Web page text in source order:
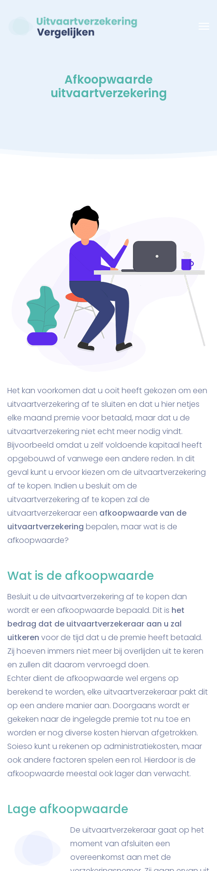
Afkoopwaarde
uitvaartverzekering
Het kan voorkomen dat u ooit heeft gekozen om een
uitvaartverzekering af te sluiten en dat u hier netjes
elke maand premie voor betaald, maar dat u de
uitvaartverzekering niet echt meer nodig vindt.
Bijvoorbeeld omdat u zelf voldoende kapitaal heeft
opgebouwd of vanwege een andere reden. In dit
geval kunt u ervoor kiezen om de uitvaartverzekering
af te kopen. Indien u besluit om de
uitvaartverzekering af te kopen zal de
uitvaartverzekeraar een afkoopwaarde van de
uitvaartverzekering bepalen, maar wat is de
afkoopwaarde?
Wat is de afkoopwaarde
Besluit u de uitvaartverzekering af te kopen dan
wordt er een afkoopwaarde bepaald. Dit is het
bedrag dat de uitvaartverzekeraar aan u zal
uitkeren voor de tijd dat u de premie heeft betaald.
Zij hoeven immers niet meer bij overlijden uit te keren
en zullen dit daarom vervroegd doen.
Echter dient de afkoopwaarde wel ergens op
berekend te worden, elke uitvaartverzekeraar pakt dit
op een andere manier aan. Doorgaans wordt er
gekeken naar de ingelegde premie tot nu toe en
worden er nog diverse kosten hiervan afgetrokken.
Soieso kunt u rekenen op administratiekosten, maar
ook andere factoren spelen een rol. Hierdoor is de
afkoopwaarde meestal ook lager dan verwacht.
Lage afkoopwaarde
De uitvaartverzekeraar gaat op het
moment van afsluiten een
overeenkomst aan met de